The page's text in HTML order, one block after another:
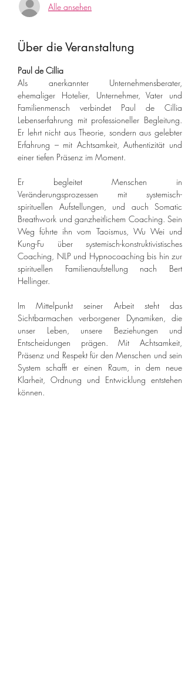
Alle ansehen
Über die Veranstaltung
Paul de Cillia
Als anerkannter Unternehmensberater,
ehemaliger Hotelier, Unternehmer, Vater und
Familienmensch verbindet Paul de Cillia
Lebenserfahrung mit professioneller Begleitung.
Er lehrt nicht aus Theorie, sondern aus gelebter
Erfahrung – mit Achtsamkeit, Authentizität und
einer tiefen Präsenz im Moment.
Er begleitet Menschen in
Veränderungsprozessen mit systemisch-
spirituellen Aufstellungen, und auch Somatic
Breathwork und ganzheitlichem Coaching. Sein
Weg führte ihn vom Taoismus, Wu Wei und
Kung-Fu über systemisch-konstruktivistisches
Coaching, NLP und Hypnocoaching bis hin zur
spirituellen Familienaufstellung nach Bert
Hellinger.
Im Mittelpunkt seiner Arbeit steht das
Sichtbarmachen verborgener Dynamiken, die
unser Leben, unsere Beziehungen und
Entscheidungen prägen. Mit Achtsamkeit,
Präsenz und Respekt für den Menschen und sein
System schafft er einen Raum, in dem neue
Klarheit, Ordnung und Entwicklung entstehen
können.